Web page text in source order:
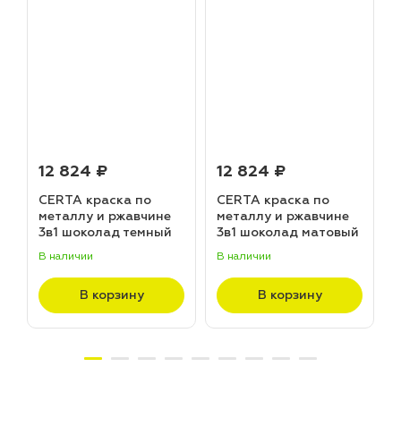
12 824 ₽
CERTA краска по
металлу и ржавчине
3в1 шоколад темный
(20,0кг)
В наличии
В корзину
12 824 ₽
CERTA краска по
металлу и ржавчине
3в1 шоколад матовый
В наличии
В корзину